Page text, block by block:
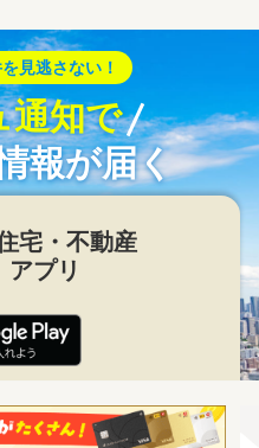
見逃さない！
通知で
報が届く
宅・不動産
アプリ